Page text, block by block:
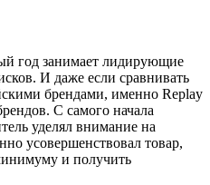
год занимает лидирующие
И даже если сравнивать
брендами, именно Replay
С самого начала
уделял внимание на
усовершенствовал товар,
и получить